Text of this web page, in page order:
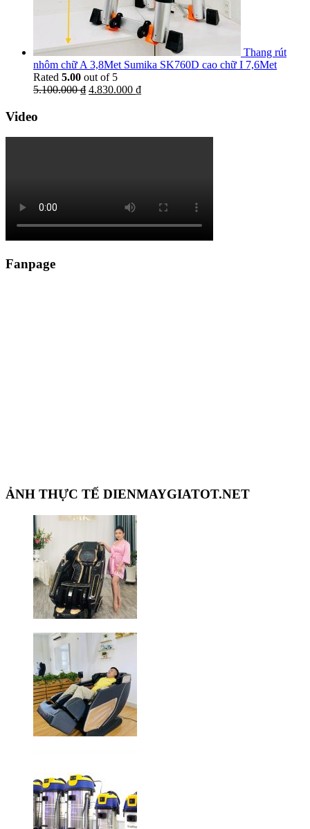
Thang rút
nhôm chữ A 3,8Met Sumika SK760D cao chữ I 7,6Met
Rated 5.00 out of 5
5.100.000₫ 4.830.000 ₫
Video
Fanpage
ẢNH THỰC TẾ DIENMAYGIATOT.NET